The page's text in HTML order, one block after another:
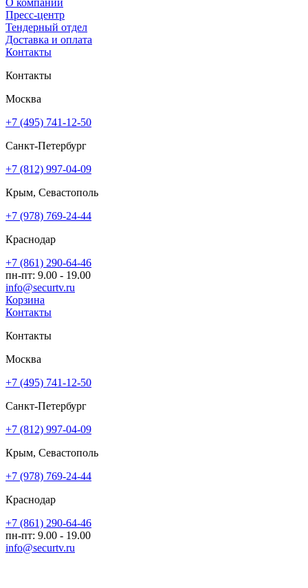
О компании
Пресс-центр
Тендерный отдел
Доставка и оплата
Контакты
Контакты
Москва
+7 (495) 741-12-50
Санкт-Петербург
+7 (812) 997-04-09
Крым, Севастополь
+7 (978) 769-24-44
Краснодар
+7 (861) 290-64-46
пн-пт: 9.00 - 19.00
info@securtv.ru
Корзина
Контакты
Контакты
Москва
+7 (495) 741-12-50
Санкт-Петербург
+7 (812) 997-04-09
Крым, Севастополь
+7 (978) 769-24-44
Краснодар
+7 (861) 290-64-46
пн-пт: 9.00 - 19.00
info@securtv.ru